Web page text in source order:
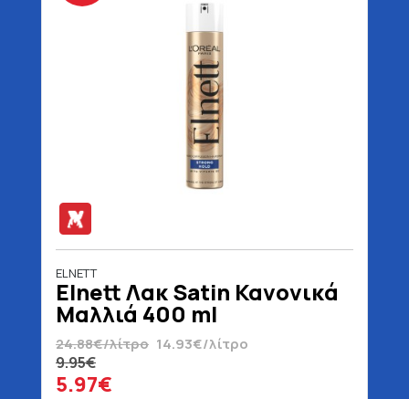
ELNETT
Elnett Λακ Satin Κανονικά
Μαλλιά 400 ml
24.88€/λίτρο 14.93€/λίτρο
9.95€
5.97€